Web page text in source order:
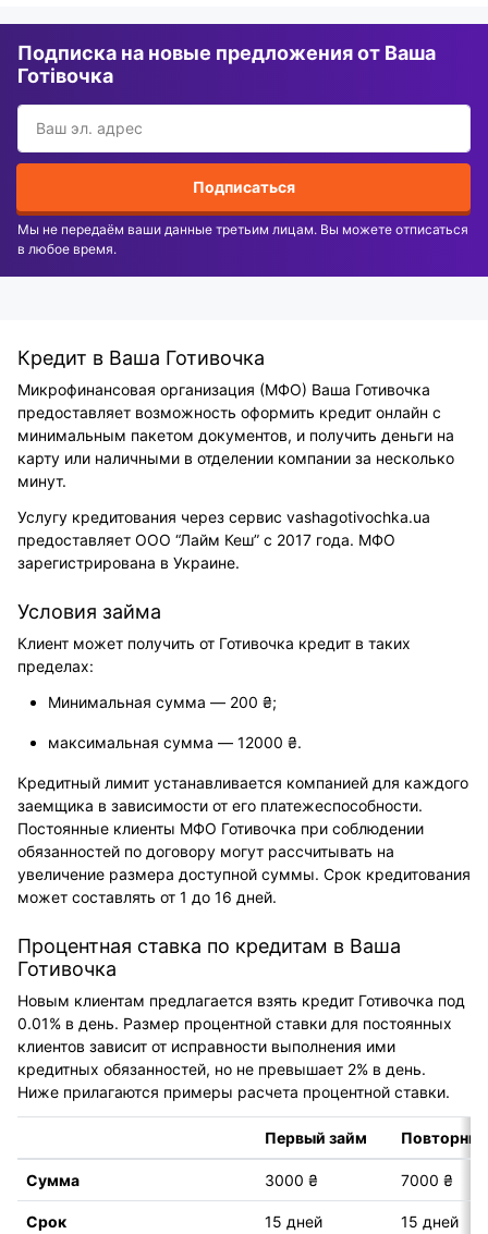
Подписка на новые предложения от Ваша
Готівочка
Подписаться
Мы не передаём ваши данные третьим лицам. Вы можете отписаться
в любое время.
Кредит в Ваша Готивочка
Микрофинансовая организация (МФО) Ваша Готивочка
предоставляет возможность оформить кредит онлайн с
минимальным пакетом документов, и получить деньги на
карту или наличными в отделении компании за несколько
минут.
Услугу кредитования через сервис vashagotivochka.ua
предоставляет ООО “Лайм Кеш” с 2017 года. МФО
зарегистрирована в Украине.
Условия займа
Клиент может получить от Готивочка кредит в таких
пределах:
Минимальная сумма ― 200 ₴;
максимальная сумма ― 12000 ₴.
Кредитный лимит устанавливается компанией для каждого
заемщика в зависимости от его платежеспособности.
Постоянные клиенты МФО Готивочка при соблюдении
обязанностей по договору могут рассчитывать на
увеличение размера доступной суммы. Срок кредитования
может составлять от 1 до 16 дней.
Процентная ставка по кредитам в Ваша
Готивочка
Новым клиентам предлагается взять кредит Готивочка под
0.01% в день. Размер процентной ставки для постоянных
клиентов зависит от исправности выполнения ими
кредитных обязанностей, но не превышает 2% в день.
Ниже прилагаются примеры расчета процентной ставки.
Первый займ
Сумма 3000 ₴ 7000 ₴
Срок 15 дней 15 дней